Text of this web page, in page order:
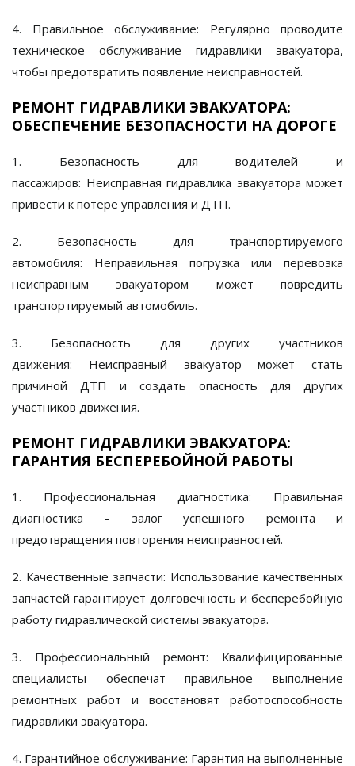
4. Правильное обслуживание: Регулярно проводите
техническое обслуживание гидравлики эвакуатора,
чтобы предотвратить появление неисправностей.
РЕМОНТ ГИДРАВЛИКИ ЭВАКУАТОРА:
ОБЕСПЕЧЕНИЕ БЕЗОПАСНОСТИ НА ДОРОГЕ
1. Безопасность для водителей и
пассажиров: Неисправная гидравлика эвакуатора может
привести к потере управления и ДТП.
2. Безопасность для транспортируемого
автомобиля: Неправильная погрузка или перевозка
неисправным эвакуатором может повредить
транспортируемый автомобиль.
3. Безопасность для других участников
движения: Неисправный эвакуатор может стать
причиной ДТП и создать опасность для других
участников движения.
РЕМОНТ ГИДРАВЛИКИ ЭВАКУАТОРА:
ГАРАНТИЯ БЕСПЕРЕБОЙНОЙ РАБОТЫ
1. Профессиональная диагностика: Правильная
диагностика – залог успешного ремонта и
предотвращения повторения неисправностей.
2. Качественные запчасти: Использование качественных
запчастей гарантирует долговечность и бесперебойную
работу гидравлической системы эвакуатора.
3. Профессиональный ремонт: Квалифицированные
специалисты обеспечат правильное выполнение
ремонтных работ и восстановят работоспособность
гидравлики эвакуатора.
4. Гарантийное обслуживание: Гарантия на выполненные